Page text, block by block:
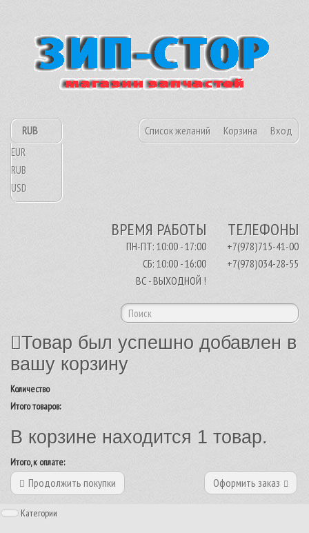
Список желаний Корзина Вход
RUB
EUR
RUB
USD
ТЕЛЕФОНЫ
+7(978)715-41-00
+7(978)034-28-55
ВРЕМЯ РАБОТЫ
ПН-ПТ: 10:00 - 17:00
СБ: 10:00 - 16:00
ВС - ВЫХОДНОЙ !
Товар был успешно добавлен в
вашу корзину
Количество
Итого товаров:
В корзине находится 1 товар.
Итого, к оплате:
Продолжить покупки Оформить заказ
Категории